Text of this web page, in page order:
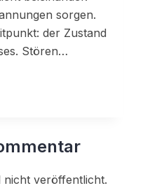
sorgen.
der Zustand
Stören…
nicht veröffentlicht.